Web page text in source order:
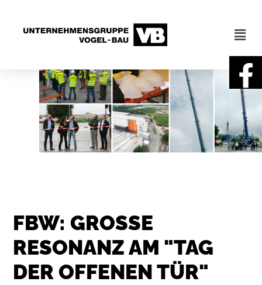
FBW: GROSSE R
ESONANZ AM "TAG D
ER OFFENEN TÜR"